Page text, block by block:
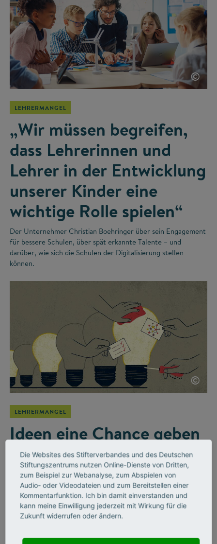
©
LEHRERMANGEL
„Wir müssen begreifen,
dass Lehrerinnen und
Lehrer in der Entwicklung
unserer Kinder eine
wichtige Rolle spielen“
Der Unternehmer Christian Boehringer über sein Engagement
für bessere Schulen, über spät erkannte Talente – und
darüber, wie sich die Schulen der Digitalisierung stellen
können.
©
LEHRERMANGEL
Ideen eine Chance geben
Die Mathematikerin Kristina Reiss begleitet den Stifterverband
bei der Initiative Wirkung hoch 100 als Beiratsmitglied. Ein
Gespräch darüber, wie Schulen auf die Herausforderungen
von der digitalen Revolution bis zum Klimawandel reagieren –
und warum sie darin eine enge Verbindung zur
Stifterverbands-Initiative sieht.
Die Websites des Stifterverbandes und des Deutschen
Stiftungszentrums nutzen Online-Dienste von Dritten,
zum Beispiel zur Webanalyse, zum Abspielen von
Audio- oder Videodateien und zum Bereitstellen einer
Kommentarfunktion. Ich bin damit einverstanden und
kann meine Einwilligung jederzeit mit Wirkung für die
Zukunft widerrufen oder ändern.